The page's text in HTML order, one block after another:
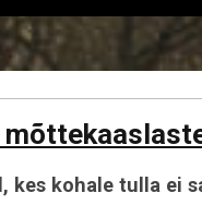
kes kohale tulla ei